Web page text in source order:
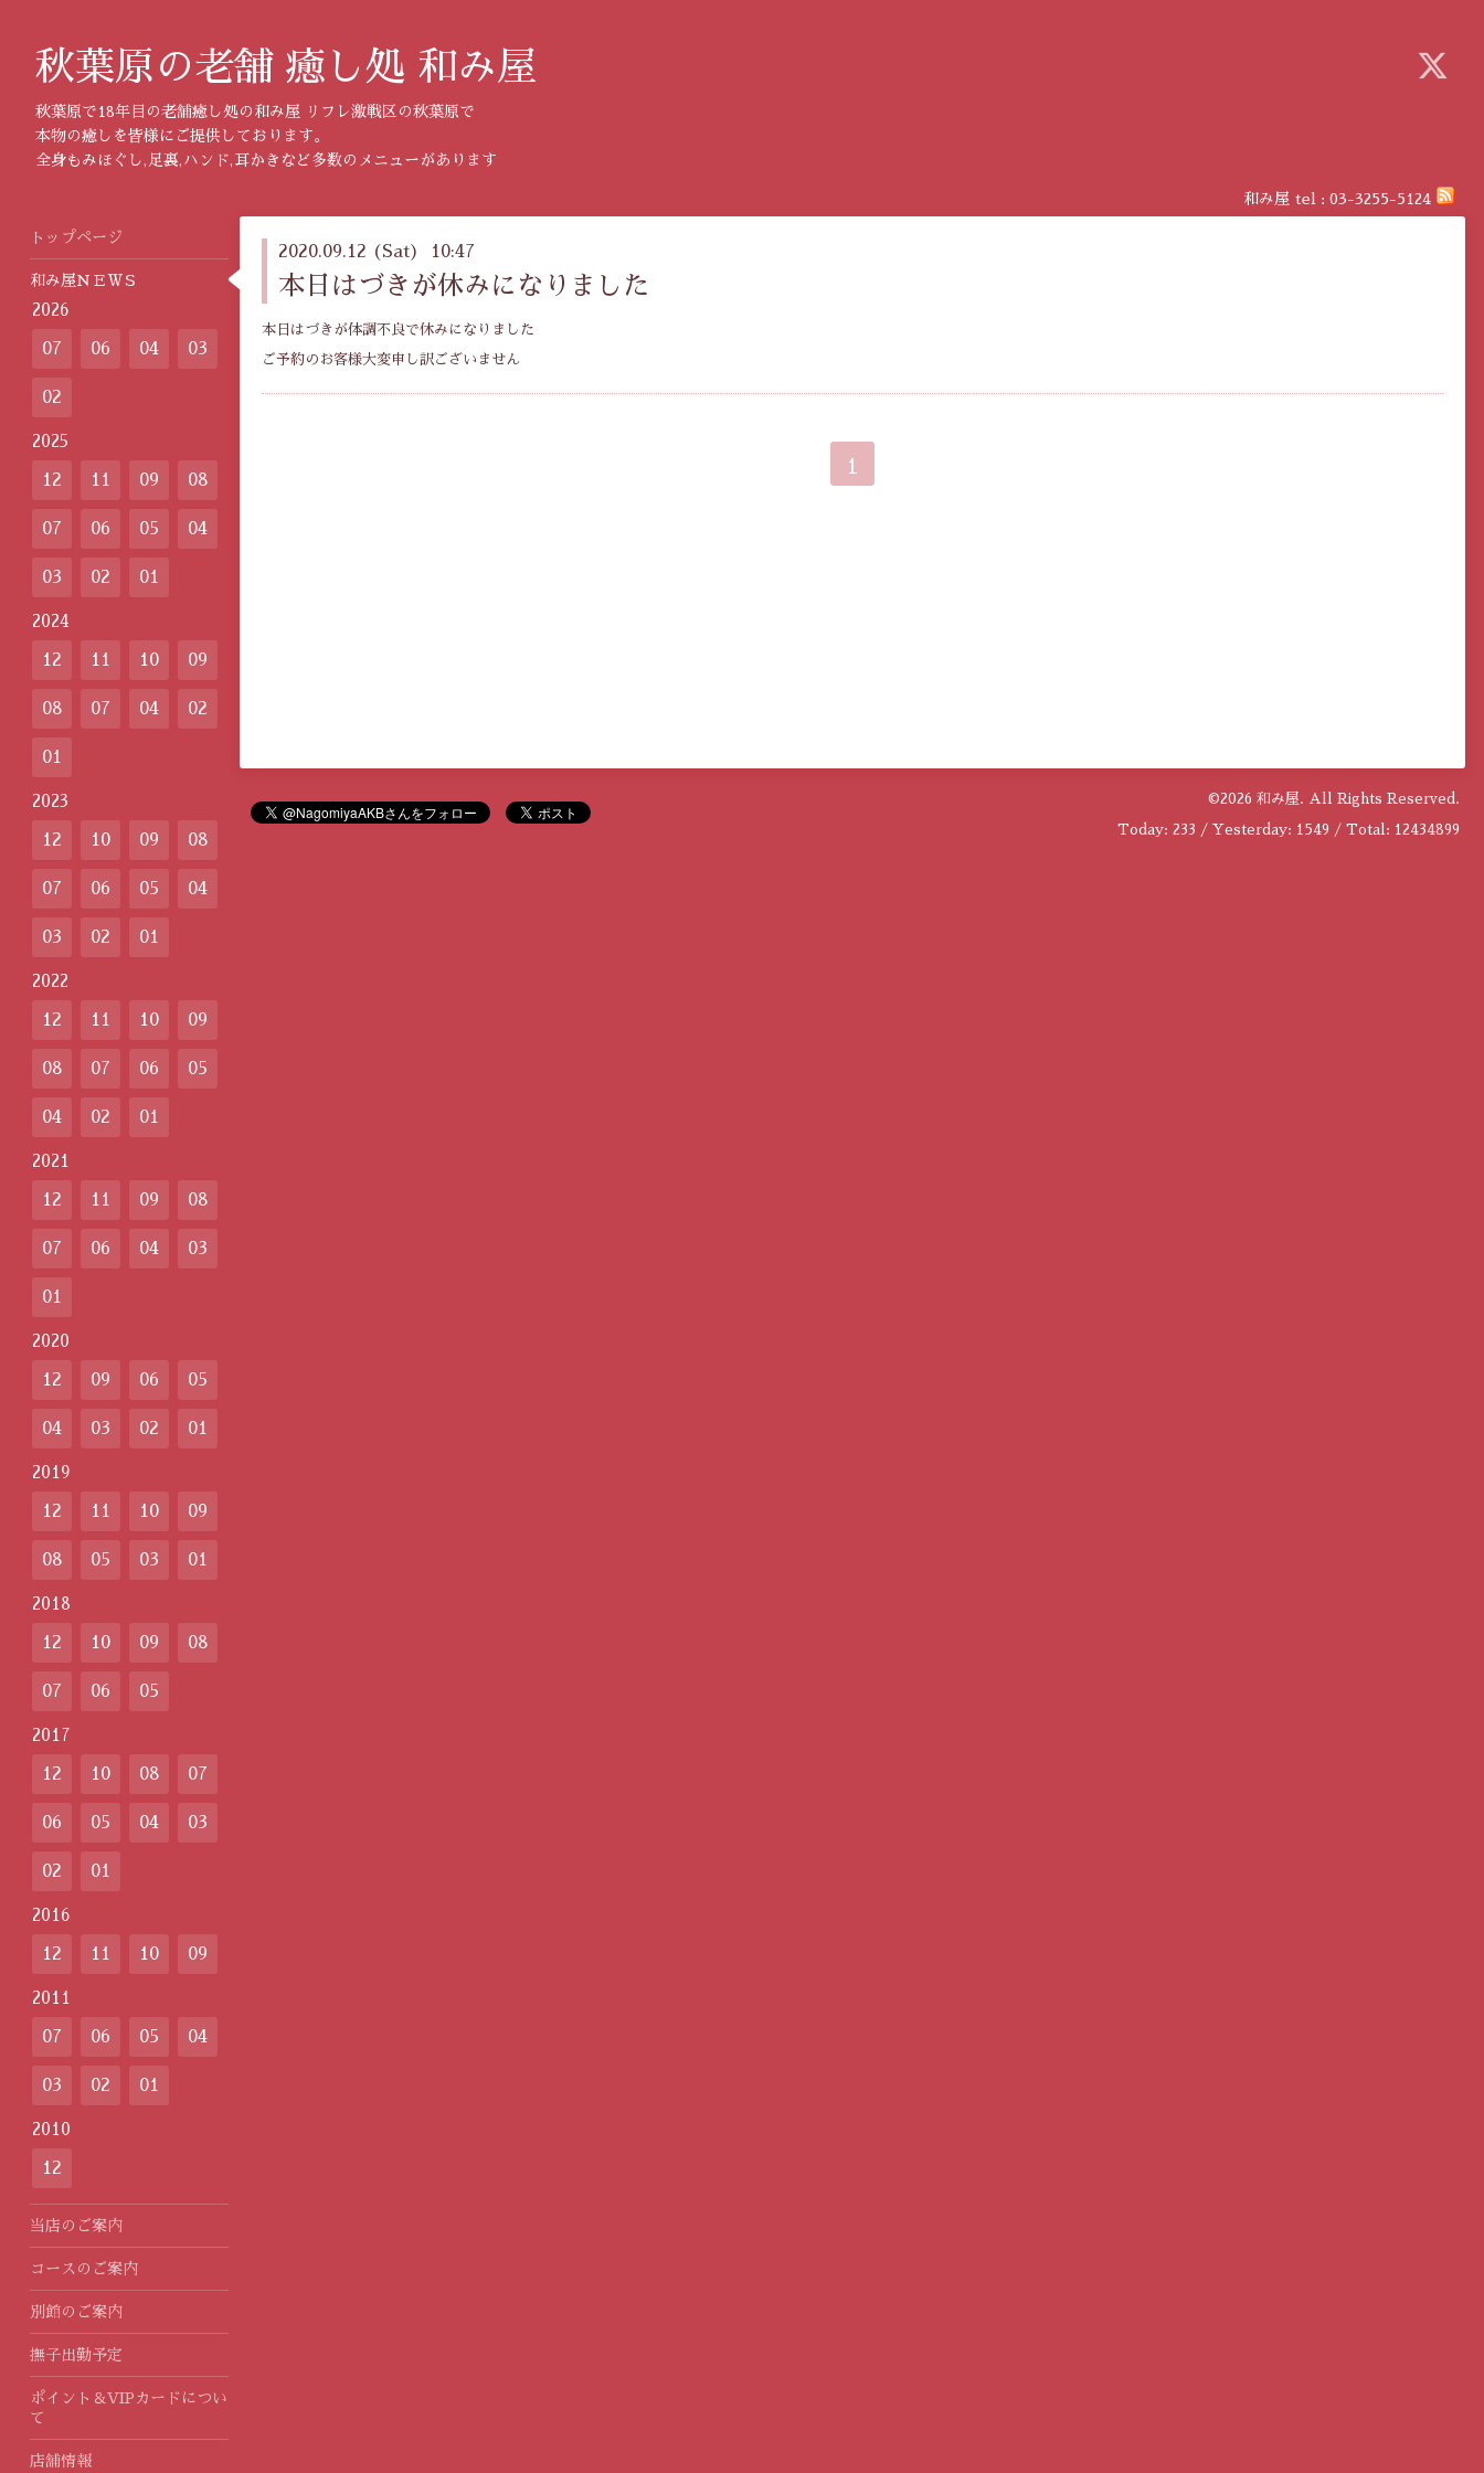
秋葉原の老舗 癒し処 和み屋
秋葉原で18年目の老舗癒し処の和み屋 リフレ激戦区の秋葉原で
本物の癒しを皆様にご提供しております。
全身もみほぐし,足裏,ハンド,耳かきなど多数のメニューがあります
和み屋 tel : 03-3255-5124
2020.09.12 (Sat) 10:47
本日はづきが休みになりました
本日はづきが体調不良で休みになりました
ご予約のお客様大変申し訳ございません
1
©2026 和み屋. All Rights Reserved.
Today: 233 / Yesterday: 1549 / Total: 12434899
トップページ
和み屋ＮＥＷＳ
2026
07 06 04 03
02
2025
12 11 09 08
07 06 05 04
03 02 01
2024
12 11 10 09
08 07 04 02
01
2023
12 10 09 08
07 06 05 04
03 02 01
2022
12 11 10 09
08 07 06 05
04 02 01
2021
12 11 09 08
07 06 04 03
01
2020
12 09 06 05
04 03 02 01
2019
12 11 10 09
08 05 03 01
2018
12 10 09 08
07 06 05
2017
12 10 08 07
06 05 04 03
02 01
2016
12 11 10 09
2011
07 06 05 04
03 02 01
2010
12
当店のご案内
コースのご案内
別館のご案内
撫子出勤予定
ポイント＆VIPカードについ
て
店舗情報